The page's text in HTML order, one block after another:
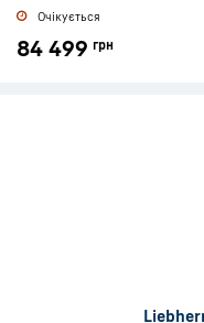
Очікується
84 499 грн